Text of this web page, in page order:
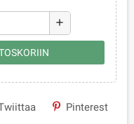
add
Pinterest